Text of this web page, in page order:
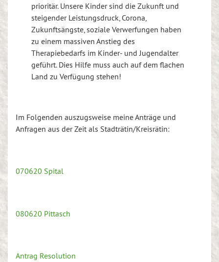
prioritär. Unsere Kinder sind die Zukunft und
steigender Leistungsdruck, Corona,
Zukunftsängste, soziale Verwerfungen haben
zu einem massiven Anstieg des
Therapiebedarfs im Kinder- und Jugendalter
geführt. Dies Hilfe muss auch auf dem flachen
Land zu Verfügung stehen!
Im Folgenden auszugsweise meine Anträge und
Anfragen aus der Zeit als Stadträtin/Kreisrätin:
070620 Spital
080620 Pittasch
Antrag Resolution